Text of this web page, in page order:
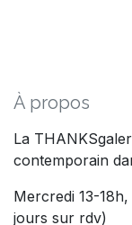
À propos
La
contemporain
Mercredi 13-
jours sur rdv)